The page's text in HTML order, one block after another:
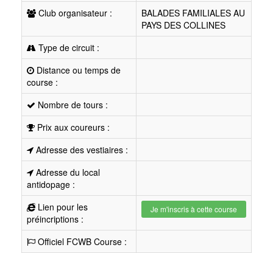
Club organisateur :
BALADES FAMILIALES AU
PAYS DES COLLINES
Type de circuit :
Distance ou temps de
course :
Nombre de tours :
Prix aux coureurs :
Adresse des vestiaires :
Adresse du local
antidopage :
Lien pour les
préincriptions :
Je m'inscris à cette course
Officiel FCWB Course :